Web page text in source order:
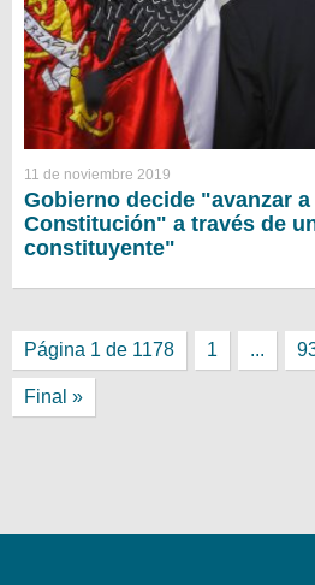
11 de noviembre 2019
Gobierno decide "avanzar
Constitución" a través de
constituyente"
Página 1 de 1178 1 ...
Final »